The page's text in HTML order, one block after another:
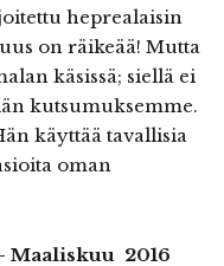
heprealaisin
on räikeää! Mutta
käsissä; siellä ei
kutsumuksemme.
käyttää tavallisia
oman
Maaliskuu 2016